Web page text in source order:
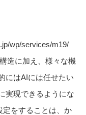
wp/services/m19/
造に加え、様々な機
にはAIには任せたい
実現できるようにな
定をすることは、か